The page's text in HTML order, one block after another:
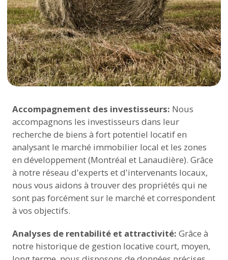
Accompagnement des investisseurs: Nous
accompagnons les investisseurs dans leur
recherche de biens à fort potentiel locatif en
analysant le marché immobilier local et les zones
en développement (Montréal et Lanaudière). Grâce
à notre réseau d'experts et d'intervenants locaux,
nous vous aidons à trouver des propriétés qui ne
sont pas forcément sur le marché et correspondent
à vos objectifs.
Analyses de rentabilité et attractivité: Grâce à
notre historique de gestion locative court, moyen,